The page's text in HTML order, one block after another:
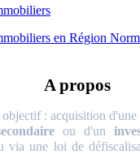
en Région
A propos
: acquisition d'une
ou d'un
via une loi de